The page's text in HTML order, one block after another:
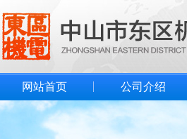
网站首页 公司介绍